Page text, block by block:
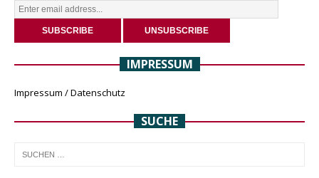
IMPRESSUM
Impressum / Datenschutz
SUCHE